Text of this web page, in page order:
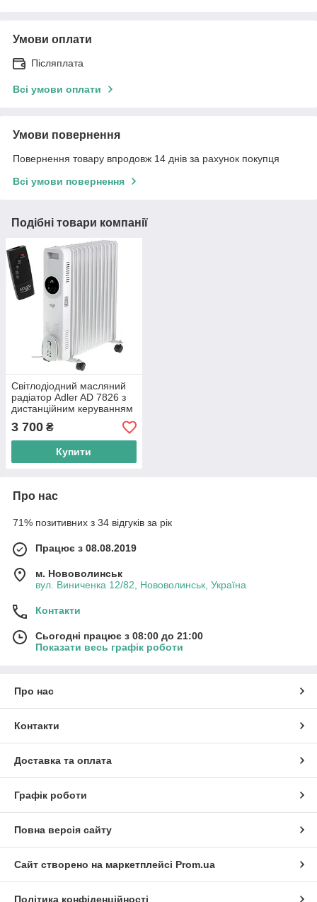
Умови оплати
Післяплата
Всі умови оплати
Умови повернення
Повернення товару впродовж 14 днів за рахунок покупця
Всі умови повернення
Подібні товари компанії
Світлодіодний масляний
радіатор Adler AD 7826 з
дистанційним керуванням
(13 ребер)
3 700 ₴
Купити
Про нас
71% позитивних з 34 відгуків за рік
Працює з 08.08.2019
м. Нововолинськ
вул. Виниченка 12/82, Нововолинськ, Україна
Контакти
Сьогодні працює з 08:00 до 21:00
Показати весь графік роботи
Про нас
Контакти
Доставка та оплата
Графік роботи
Повна версія сайту
Сайт створено на маркетплейсі Prom.ua
Політика конфіденційності